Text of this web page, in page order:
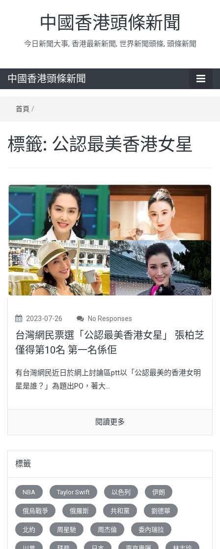
中國香港頭條新聞
今日新聞大事, 香港最新新聞, 世界新聞頭條, 頭條新聞
中國香港頭條新聞
首頁 /
標籤: 公認最美香港女星
2023-07-26 No Responses
台灣網民票選「公認最美香港女星」 張柏芝
僅得第10名 第一名係佢
有台灣網民近日於網上討論區ptt以「公認最美的香港女明
星是誰？」為題出PO，著大...
閱讀更多
標籤
NBA Taylor Swift 以色列 伊朗
俄烏戰爭 俄羅斯 共和黨 劉德華
北約 周星馳 周杰倫 委內瑞拉